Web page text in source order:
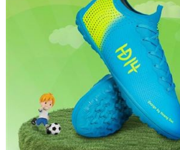
TIẾP TỤC MUA HÀNG